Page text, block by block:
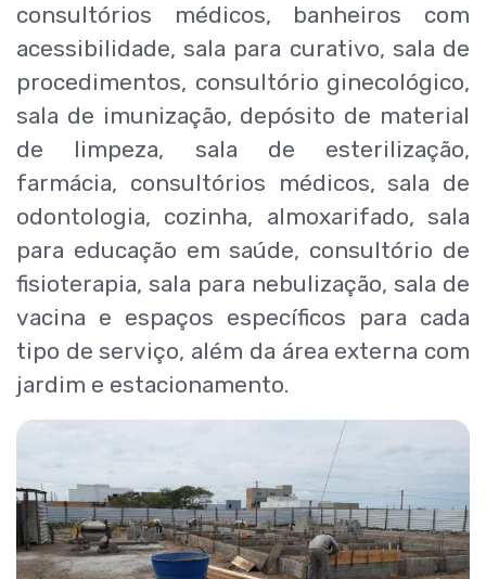
consultórios médicos, banheiros com
acessibilidade, sala para curativo, sala de
procedimentos, consultório ginecológico,
sala de imunização, depósito de material
de limpeza, sala de esterilização,
farmácia, consultórios médicos, sala de
odontologia, cozinha, almoxarifado, sala
para educação em saúde, consultório de
fisioterapia, sala para nebulização, sala de
vacina e espaços específicos para cada
tipo de serviço, além da área externa com
jardim e estacionamento.